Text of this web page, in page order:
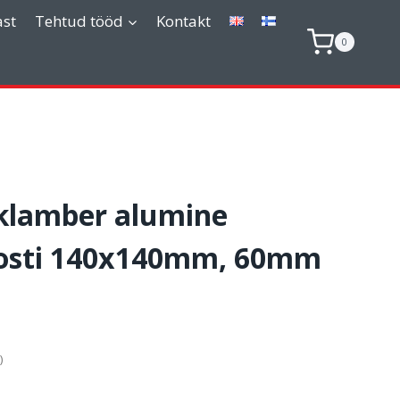
Tehtud tööd Kontakt
0
alumine
140x140mm, 60mm